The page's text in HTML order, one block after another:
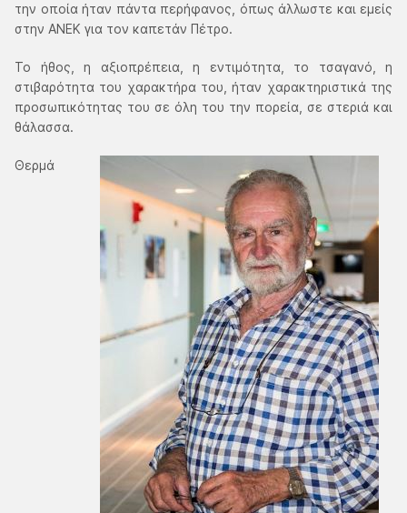
την οποία ήταν πάντα περήφανος, όπως άλλωστε και εμείς
στην ΑΝΕΚ για τον καπετάν Πέτρο.
Το ήθος, η αξιοπρέπεια, η εντιμότητα, το τσαγανό, η
στιβαρότητα του χαρακτήρα του, ήταν χαρακτηριστικά της
προσωπικότητας του σε όλη του την πορεία, σε στεριά και
θάλασσα.
Θερμά